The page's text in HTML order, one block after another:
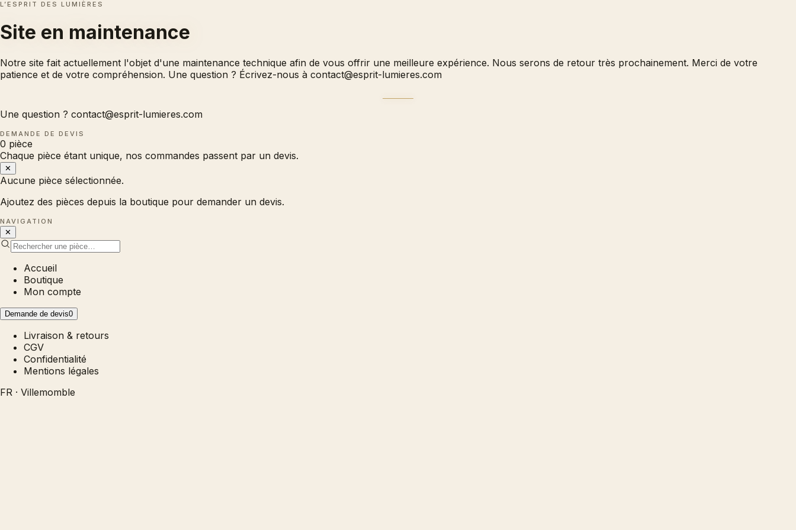
L’ESPRIT DES LUMIÈRES
Site en maintenance
Notre site fait actuellement l'objet d'une maintenance technique afin de vous offrir une meilleure expérience. Nous serons de retour très prochainement. Merci de votre
patience et de votre compréhension. Une question ? Écrivez-nous à contact@esprit-lumieres.com
Une question ? contact@esprit-lumieres.com
DEMANDE DE DEVIS
0 pièce
Chaque pièce étant unique, nos commandes passent par un devis.
✕
Aucune pièce sélectionnée.
Ajoutez des pièces depuis la boutique pour demander un devis.
NAVIGATION
✕
Accueil
Boutique
Mon compte
Demande de devis0
Livraison & retours
CGV
Confidentialité
Mentions légales
FR · Villemomble